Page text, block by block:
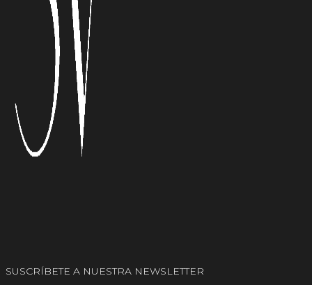
SUSCRÍBETE A NUESTRA NEWSLETTER